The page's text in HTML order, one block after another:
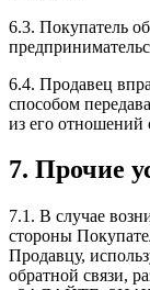
6.3. Покупатель
6.4. Продавец
способом
из его отношений
7. Прочие
7.1. В случае
стороны
Продавцу,
обратной связи,